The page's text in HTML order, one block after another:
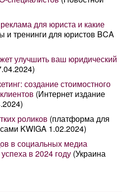
для юриста и какие
и тренинги для юристов BCA
улучшить ваш юридический
создание стоимостного
(Интернет издание
роликов (платформа для
KWIGA 1.02.2024)
в социальных медиа
в 2024 году (Украина